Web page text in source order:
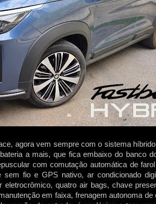
agora vem sempre com o sistema
a mais, que fica embaixo do banco
com comutação automática de
fio e GPS nativo, ar condicionado
eletrocrômico, quatro air bags, chave
em faixa, frenagem autonoma de